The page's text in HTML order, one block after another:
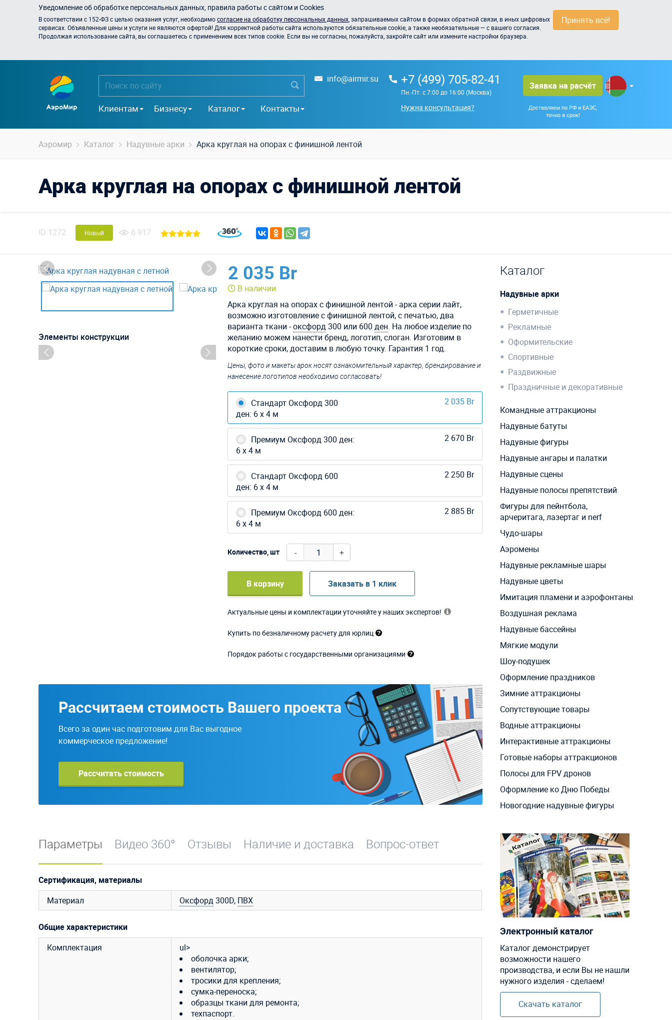
Принять всё!
Уведомление об обработке персональных данных, правила работы с сайтом и Cookies
В соответствии с 152-ФЗ с целью оказания услуг, необходимосогласие на обработку персональных данных , запрашиваемых сайтом в формах обратной связи, в иных цифровых
сервисах. Объявленные цены и услуги не являются офертой! Для корректной работы сайта используются обязательные cookie, а также необязательные — с вашего согласия.
Продолжая использование сайта, вы соглашаетесь с применением всех типов cookie. Если вы не согласны, пожалуйста, закройте сайт или измените настройки браузера.
Клиентам Бизнесу Каталог Контакты
info@airmir.su +7 (499) 705-82-41
Пн.-Пт. с 7:00 до 16:00 (Москва)
Нужна консультация?
Заявка на расчёт
Доставляем по РФ и ЕАЭС,
точно в срок!
Аэромир Каталог Надувные арки Арка круглая на опорах с финишной лентой
Арка круглая на опорах с финишной лентой
ID 1272 Новый 6 917
Элементы конструкции
2 035 Br
В наличии
Арка круглая на опорах с финишной лентой - арка серии лайт,
возможно изготовление с финишной лентой, с печатью, два
варианта ткани -оксфорд300 или 600ден. На любое изделие по
желанию можем нанести бренд, логотип, слоган. Изготовим в
короткие сроки, доставим в любую точку. Гарантия 1 год.
Цены, фото и макеты арок носят ознакомительный характер, брендирование и
нанесение логотипов необходимо согласовать!
Стандарт Оксфорд 300
ден: 6 х 4 м
2 035 Br
Премиум Оксфорд 300 ден:
6 х 4 м
2 670 Br
Стандарт Оксфорд 600
ден: 6 х 4 м
2 250 Br
Премиум Оксфорд 600 ден:
6 х 4 м
2 885 Br
Количество, шт - +
В корзину Заказать в 1 клик
Актуальные цены и комплектации уточняйте у наших экспертов!
Купить по безналичному расчету для юрлиц
Порядок работы с государственными организациями
Рассчитаем стоимость Вашего проекта
Всего за один час подготовим для Вас выгодное
коммерческое предложение!
Рассчитать стоимость
Параметры Видео 360° Отзывы Наличие и доставка Вопрос-ответ
Сертификация, материалы
Материал
Оксфорд300D, ПВХ
Общие характеристики
Комплектация
ul>
оболочка арки;
вентилятор;
тросики для крепления;
сумка-переноска;
образцы ткани для ремонта;
техпаспорт.
Каталог
Надувные арки
Герметичные
Рекламные
Оформительские
Спортивные
Раздвижные
Праздничные и декоративные
Командные аттракционы
Надувные батуты
Надувные фигуры
Надувные ангары и палатки
Надувные сцены
Надувные полосы препятствий
Фигуры для пейнтбола,
арчеритага, лазертаг и nerf
Чудо-шары
Аэромены
Надувные рекламные шары
Надувные цветы
Имитация пламени и аэрофонтаны
Воздушная реклама
Надувные бассейны
Мягкие модули
Шоу-подушек
Оформление праздников
Зимние аттракционы
Сопутствующие товары
Водные аттракционы
Интерактивные аттракционы
Готовые наборы аттракционов
Полосы для FPV дронов
Оформление ко Дню Победы
Новогодние надувные фигуры
Электронный каталог
Каталог демонстрирует
возможности нашего
производства, и если Вы не нашли
нужного изделия - сделаем!
Скачать каталог